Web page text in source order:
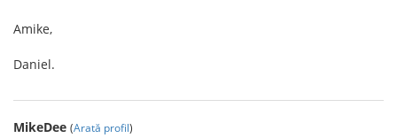
Amike,
Daniel.
MikeDee (Arată profil)